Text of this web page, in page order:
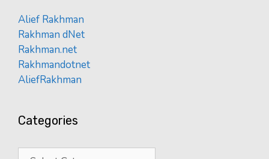
Alief Rakhman
Rakhman dNet
Rakhman.net
Rakhmandotnet
AliefRakhman
Categories
Categories